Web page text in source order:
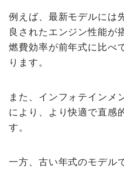
例えば、最新モデルには
良されたエンジン性能が
燃費効率が前年式に比べ
ります。
また、インフォテインメ
により、より快適で直感
す。
一方、古い年式のモデル